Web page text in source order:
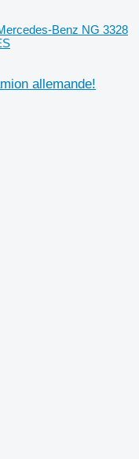
Benz NG 3328
allemande!